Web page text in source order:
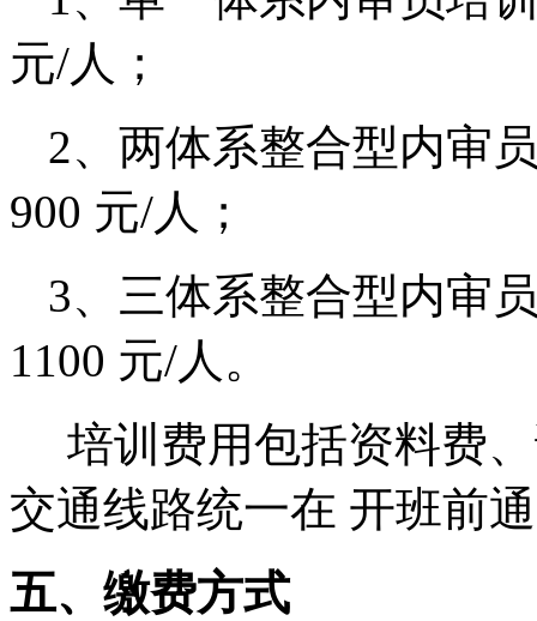
元/人；
2、两体系整合型内审
900 元/人；
3、三体系整合型内审
1100 元/人。
培训费用包括资料费
交通线路统一在 开班前
五、缴费方式